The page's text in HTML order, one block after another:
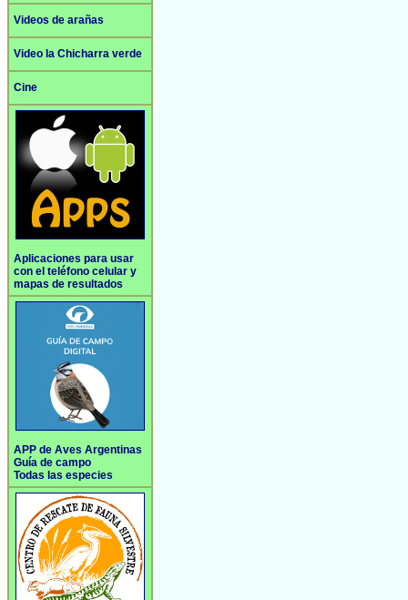
Videos de arañas
Video la Chicharra verde
Cine
Aplicaciones para usar
con el teléfono celular y
mapas de resultados
APP de Aves Argentinas
Guía de campo
Todas las especies